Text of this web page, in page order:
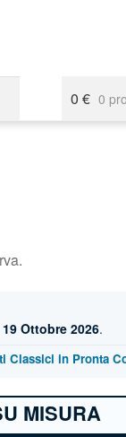
0 € 0
Ottobre 2026.
Classici in Pronta